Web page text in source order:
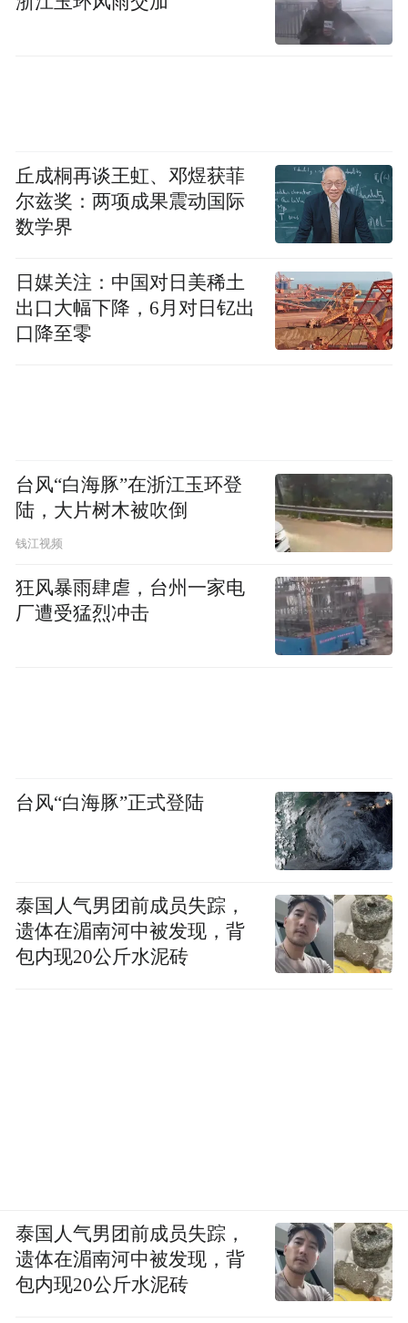
桎梏，我们以极简的工业语言，承载前沿的
免责声明：本文为企业宣传商业资讯，仅供
用户参考，如用户将之作为消费行为参考，
“特别声明：以上作品内容(包括在内的视频、图片或音
频)为凤凰网旗下自媒体平台“大风号”用户上传并发
丘成桐再谈王虹、邓煜获菲
尔兹奖：两项成果震动国际
数学界
日媒关注：中国对日美稀土
出口大幅下降，6月对日钇出
口降至零
台风“白海豚”在浙江玉环登
陆，大片树木被吹倒
钱江视频
狂风暴雨肆虐，台州一家电
厂遭受猛烈冲击
台风“白海豚”正式登陆
泰国人气男团前成员失踪，
遗体在湄南河中被发现，背
包内现20公斤水泥砖
泰国人气男团前成员失踪，
遗体在湄南河中被发现，背
包内现20公斤水泥砖